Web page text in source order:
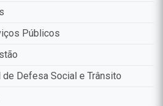
Públicos
Defesa Social e Trânsito